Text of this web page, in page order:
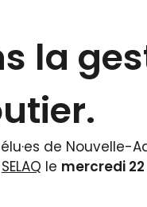
la
de Nouvelle-
SELAQ le mercredi